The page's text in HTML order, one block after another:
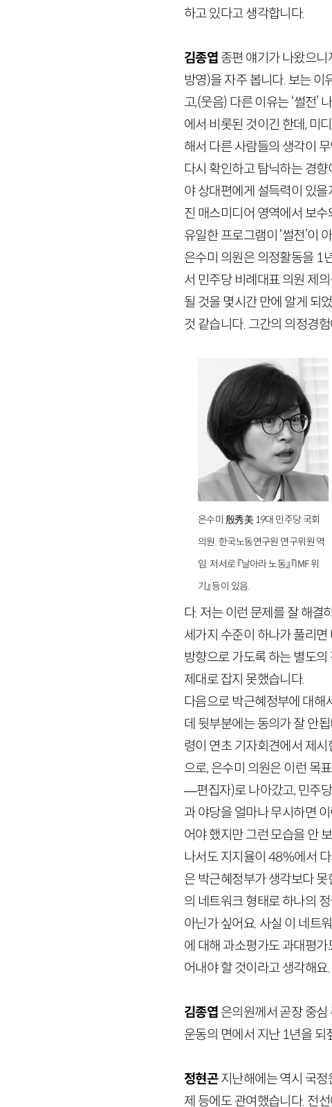
하고 있다고 생각합니다.
김종엽 종편 얘기가 나왔으니
방영)을 자주 봅니다. 보는 이
고,(웃음) 다른 이유는 ‘썰전’
에서 비롯된 것이긴 한데, 미
해서 다른 사람들의 생각이
다시 확인하고 탐닉하는 경
야 상대편에게 설득력이 있
진 매스미디어 영역에서 보
유일한 프로그램이 ‘썰전’이
은수미 의원은 의정활동을 1
서 민주당 비례대표 의원 제
될 것을 몇시간 만에 알게 되
것 같습니다. 그간의 의정경
은수미 殷秀美 19대 민주당 국회
의원. 한국노동연구원 연구위원 역
임. 저서로 『날아라 노동』 『IMF 위
기』 등이 있음.
다. 저는 이런 문제를 잘 해결
세가지 수준이 하나가 풀리
방향으로 가도록 하는 별도
제대로 잡지 못했습니다.
다음으로 박근혜정부에 대해
데 뒷부분에는 동의가 잘 안
령이 연초 기자회견에서 제
으로, 은수미 의원은 이런 목
—편집자)로 나아갔고, 민주
과 야당을 얼마나 무시하면
어야 했지만 그런 모습을 안
나서도 지지율이 48%에서 다
은 박근혜정부가 생각보다 못
의 네트워크 형태로 하나의
아닌가 싶어요. 사실 이 네트
에 대해 과소평가도 과대평
어내야 할 것이라고 생각해요.
김종엽 은의원께서 곧장 중
운동의 면에서 지난 1년을 되
정현곤지난해에는 역시 국
제 등에도 관여했습니다. 전